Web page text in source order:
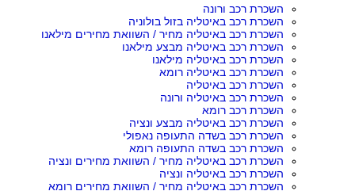
השכרת רכב ורונה
השכרת רכב באיטליה בזול בולוניה
השכרת רכב באיטליה מחיר / השוואת מחירים מילאנו
השכרת רכב באיטליה מבצע מילאנו
השכרת רכב באיטליה מילאנו
השכרת רכב באיטליה רומא
השכרת רכב באיטליה
השכרת רכב באיטליה ורונה
השכרת רכב רומא
השכרת רכב באיטליה מבצע ונציה
השכרת רכב בשדה התעופה נאפולי
השכרת רכב בשדה התעופה רומא
השכרת רכב באיטליה מחיר / השוואת מחירים ונציה
השכרת רכב באיטליה ונציה
השכרת רכב באיטליה מחיר / השוואת מחירים רומא